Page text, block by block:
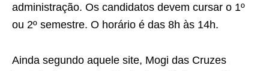
administração. Os candidatos devem cursar o 1º
ou 2º semestre. O horário é das 8h às 14h.
Ainda segundo aquele site, Mogi das Cruzes